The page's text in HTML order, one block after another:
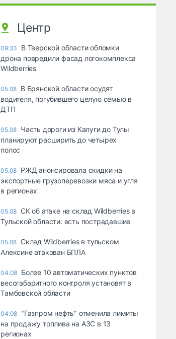
Центр
09:33
В Тверской области обломки
дрона повредили фасад логокомплекса
Wildberries
05.08 В Брянской области осудят
водителя, погубившего целую семью в
ДТП
05.08 Часть дороги из Калуги до Тулы
планируют расширить до четырех
полос
05.08 РЖД анонсировала скидки на
экспортные грузоперевозки мяса и угля
в регионах
05.08 СК об атаке на склад Wildberries в
Тульской области: есть пострадавшие
05.08 Склад Wildberries в тульском
Алексине атакован БПЛА
04.08 Более 10 автоматических пунктов
весогабаритного контроля установят в
Тамбовской области
04.08 "Газпром нефть" отменила лимиты
на продажу топлива на АЗС в 13
регионах